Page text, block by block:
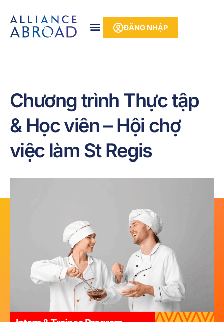
nội
dung
qua
ĐĂNG NHẬP
Chương trình Thực tập
& Học viên – Hội chợ
việc làm St Regis